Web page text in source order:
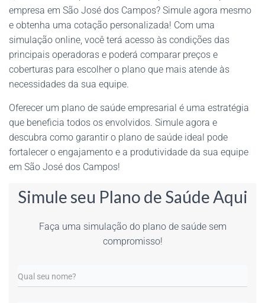
empresa em São José dos Campos? Simule agora mesmo
e obtenha uma cotação personalizada! Com uma
simulação online, você terá acesso às condições das
principais operadoras e poderá comparar preços e
coberturas para escolher o plano que mais atende às
necessidades da sua equipe.
Oferecer um plano de saúde empresarial é uma estratégia
que beneficia todos os envolvidos. Simule agora e
descubra como garantir o plano de saúde ideal pode
fortalecer o engajamento e a produtividade da sua equipe
em São José dos Campos!
Simule seu Plano de Saúde Aqui
Faça uma simulação do plano de saúde sem
compromisso!